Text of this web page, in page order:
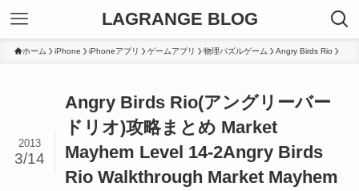
LAGRANGE BLOG
ホーム iPhone iPhoneアプリ ゲームアプリ 物理パズルゲーム Angry Birds Rio
Angry Birds Rio(アングリーバー
ドリオ)攻略まとめ Market
Mayhem Level 14-2Angry Birds
Rio Walkthrough Market Mayhem
2013
3/14